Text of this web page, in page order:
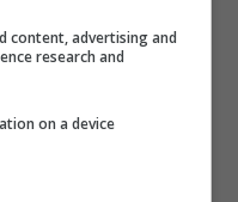
fino a 1.000€
content, advertising and
research and
on a device